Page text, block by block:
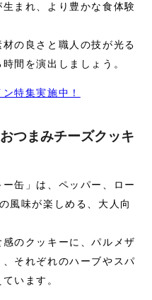
まれ、より豊かな食体験
の良さと職人の技が光る
間を演出しましょう。
特集実施中！
つまみチーズクッキ
缶」は、ペッパー、ロー
風味が楽しめる、大人向
のクッキーに、パルメザ
それぞれのハーブやスパ
います。